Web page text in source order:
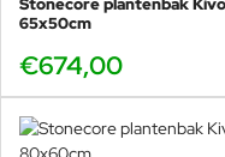
Stonecore plantenbak Kivo
65x50cm
€674,00